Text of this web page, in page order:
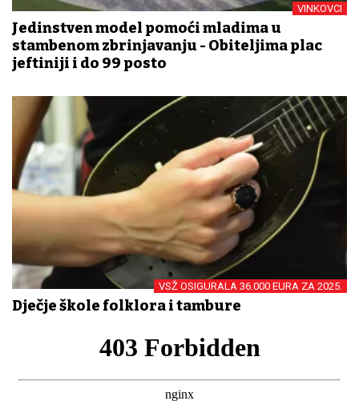
VINKOVCI
Jedinstven model pomoći mladima u
stambenom zbrinjavanju - Obiteljima plac
jeftiniji i do 99 posto
VSŽ OSIGURALA 36.000 EURA ZA 2025.
Dječje škole folklora i tambure